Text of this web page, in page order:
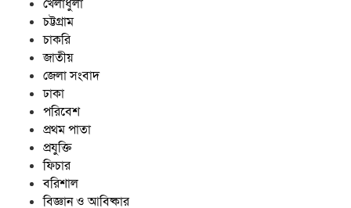
খেলাধুলা
চট্টগ্রাম
চাকরি
জাতীয়
জেলা সংবাদ
ঢাকা
পরিবেশ
প্রথম পাতা
প্রযুক্তি
ফিচার
বরিশাল
বিজ্ঞান ও আবিষ্কার